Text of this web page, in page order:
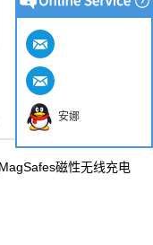
磁性无线充电
安娜